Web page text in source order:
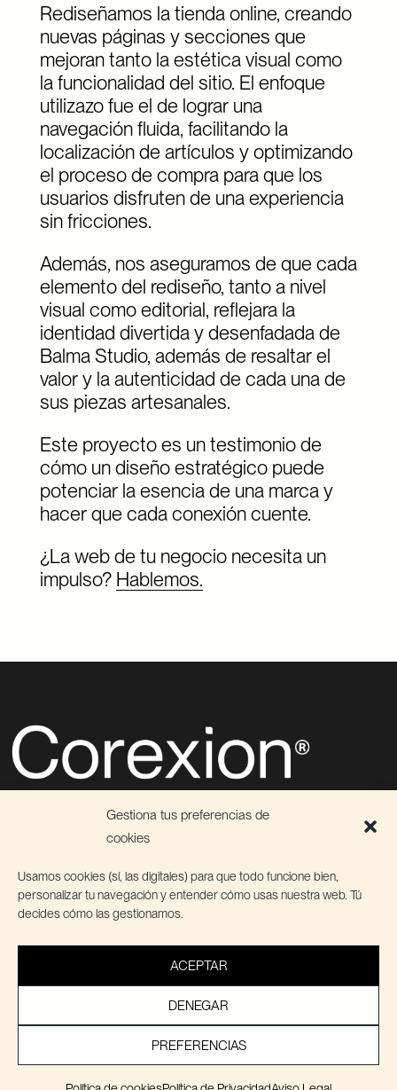
Gestiona tus preferencias de
cookies
Usamos cookies (sí, las digitales) para que todo funcione bien,
personalizar tu navegación y entender cómo usas nuestra web. Tú
decides cómo las gestionamos.
ACEPTAR
DENEGAR
PREFERENCIAS
Rediseñamos la tienda online, creando
nuevas páginas y secciones que
mejoran tanto la estética visual como
la funcionalidad del sitio. El enfoque
utilizazo fue el de lograr una
navegación fluida, facilitando la
localización de artículos y optimizando
el proceso de compra para que los
usuarios disfruten de una experiencia
sin fricciones.
Además, nos aseguramos de que cada
elemento del rediseño, tanto a nivel
visual como editorial, reflejara la
identidad divertida y desenfadada de
Balma Studio, además de resaltar el
valor y la autenticidad de cada una de
sus piezas artesanales.
Este proyecto es un testimonio de
cómo un diseño estratégico puede
potenciar la esencia de una marca y
hacer que cada conexión cuente.
¿La web de tu negocio necesita un
impulso? Hablemos.
Descubre el poder de la conexión
⮡ Agencia de Marketing Digital & Growth
⮡ Servicios de Marketing Fraccional
Shopify Partners
●LINKEDIN●INSTAGRAM●BLOG
© 2026 Corexion
Legal|Política de Privacidad